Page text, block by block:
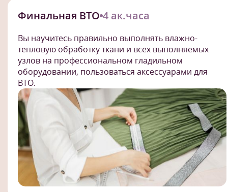
Финальная ВТО 4 ак.часа
Вы научитесь правильно выполнять влажно-
тепловую обработку ткани и всех выполняемых
узлов на профессиональном гладильном
оборудовании, пользоваться аксессуарами для
ВТО.